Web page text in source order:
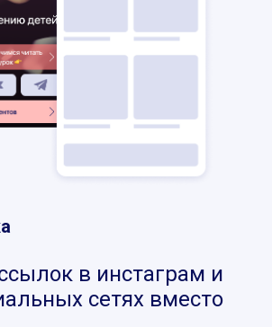
в инстаграм и
сетях вместо